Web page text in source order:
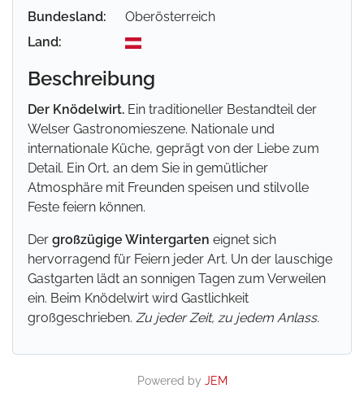
Bundesland:
Oberösterreich
Land:
Beschreibung
Der Knödelwirt.Ein traditioneller Bestandteil der
Welser Gastronomieszene. Nationale und
internationale Küche, geprägt von der Liebe zum
Detail. Ein Ort, an dem Sie in gemütlicher
Atmosphäre mit Freunden speisen und stilvolle
Feste feiern können.
Der großzügige Wintergarten eignet sich
hervorragend für Feiern jeder Art. Un der lauschige
Gastgarten lädt an sonnigen Tagen zum Verweilen
ein. Beim Knödelwirt wird Gastlichkeit
großgeschrieben. Zu jeder Zeit, zu jedem Anlass.
Powered by JEM